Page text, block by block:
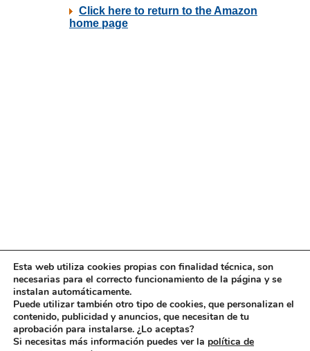
Esta web utiliza cookies propias con finalidad técnica, son
necesarias para el correcto funcionamiento de la página y se
instalan automáticamente.
Puede utilizar también otro tipo de cookies, que personalizan el
contenido, publicidad y anuncios, que necesitan de tu
aprobación para instalarse. ¿Lo aceptas?
Si necesitas más información puedes ver la política de